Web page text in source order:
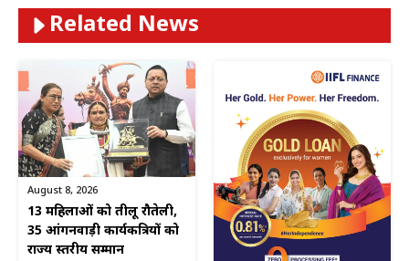
Related News
August 8, 2026
13 महिलाओं को तीलू रौतेली,
35 आंगनवाड़ी कार्यकत्रियों को
राज्य स्तरीय सम्मान